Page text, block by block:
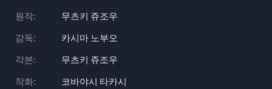
원작: 무츠키 쥬조우
감독: 카시마 노부오
각본: 무츠키 쥬조우
작화: 코바야시 타카시